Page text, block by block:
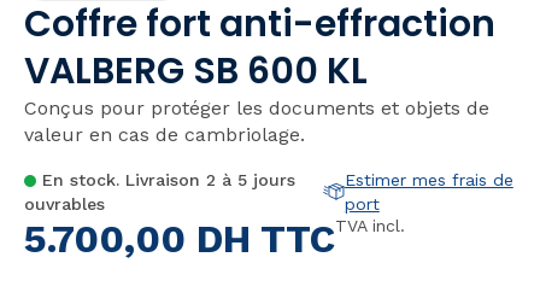
Coffre fort anti-effraction
VALBERG SB 600 KL
Conçus pour protéger les documents et objets de
valeur en cas de cambriolage.
En stock. Livraison 2 à 5 jours
ouvrables
Estimer mes frais de
port
5.700,00 DH TTCTVA incl.